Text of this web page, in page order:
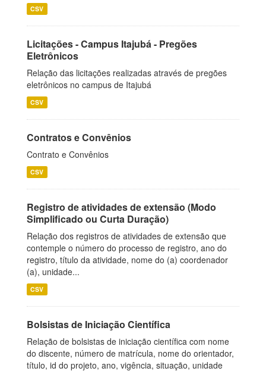
CSV
Licitações - Campus Itajubá - Pregões
Eletrônicos
Relação das licitações realizadas através de pregões
eletrônicos no campus de Itajubá
CSV
Contratos e Convênios
Contrato e Convênios
CSV
Registro de atividades de extensão (Modo
Simplificado ou Curta Duração)
Relação dos registros de atividades de extensão que
contemple o número do processo de registro, ano do
registro, título da atividade, nome do (a) coordenador
(a), unidade...
CSV
Bolsistas de Iniciação Científica
Relação de bolsistas de iniciação científica com nome
do discente, número de matrícula, nome do orientador,
título, id do projeto, ano, vigência, situação, unidade